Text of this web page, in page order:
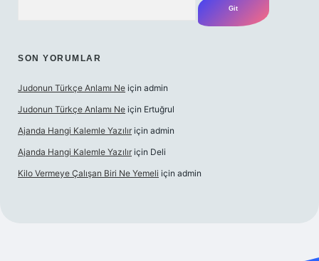
SON YORUMLAR
Judonun Türkçe Anlamı Ne için admin
Judonun Türkçe Anlamı Ne için Ertuğrul
Ajanda Hangi Kalemle Yazılır için admin
Ajanda Hangi Kalemle Yazılır için Deli
Kilo Vermeye Çalışan Biri Ne Yemeli için admin